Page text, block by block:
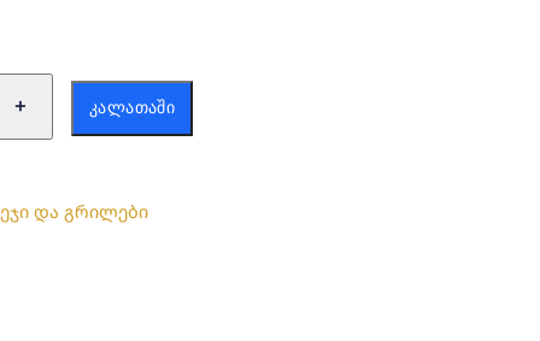
+ ᲙᲐᲚᲐᲗᲐᲨᲘ
და გრილები